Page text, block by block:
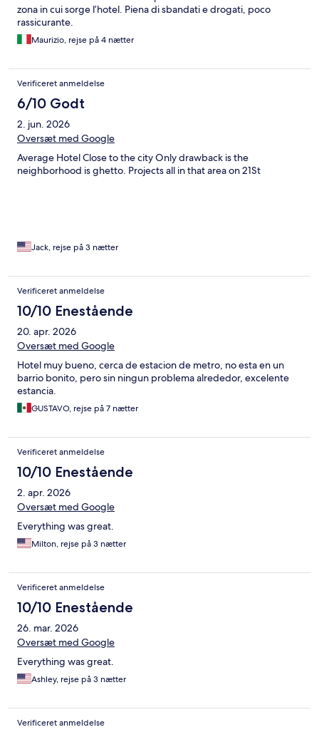
zona in cui sorge l’hotel. Piena di sbandati e drogati, poco
rassicurante.
Maurizio, rejse på 4 nætter
Verificeret anmeldelse
6/10 Godt
2. jun. 2026
Oversæt med Google
Average Hotel Close to the city Only drawback is the
neighborhood is ghetto. Projects all in that area on 21St
Jack, rejse på 3 nætter
Verificeret anmeldelse
10/10 Enestående
20. apr. 2026
Oversæt med Google
Hotel muy bueno, cerca de estacion de metro, no esta en un
barrio bonito, pero sin ningun problema alrededor, excelente
estancia.
GUSTAVO, rejse på 7 nætter
Verificeret anmeldelse
10/10 Enestående
2. apr. 2026
Oversæt med Google
Everything was great.
Milton, rejse på 3 nætter
Verificeret anmeldelse
10/10 Enestående
26. mar. 2026
Oversæt med Google
Everything was great.
Ashley, rejse på 3 nætter
Verificeret anmeldelse